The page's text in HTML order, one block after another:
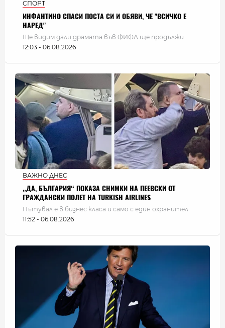
СПОРТ
ИНФАНТИНО СПАСИ ПОСТА СИ И ОБЯВИ, ЧЕ "ВСИЧКО Е
НАРЕД"
Ще видим дали драмата във ФИФА ще продължи
12:03 - 06.08.2026
ВАЖНО ДНЕС
„ДА, БЪЛГАРИЯ“ ПОКАЗА СНИМКИ НА ПЕЕВСКИ ОТ
ГРАЖДАНСКИ ПОЛЕТ НА TURKISH AIRLINES
Пътувал е в бизнес класа и само с един охранител
11:52 - 06.08.2026